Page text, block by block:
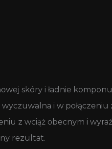
skóry i ładnie
i w połączeniu
z wciąż obecnym i
rezultat.